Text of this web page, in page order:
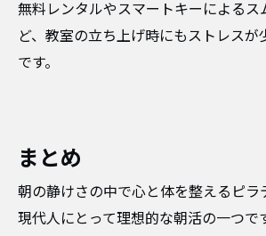
無料レンタルやスマートキーによるス
ど、教室の立ち上げ時にもストレスが
です。
まとめ
朝の静けさの中で心と体を整えるピラ
現代人にとって理想的な朝活の一つで